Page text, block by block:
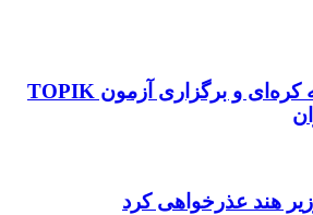
راه‌اندازی رشته کره‌ای و برگزاری آزمون TOPIK
هند عذرخواهی کرد